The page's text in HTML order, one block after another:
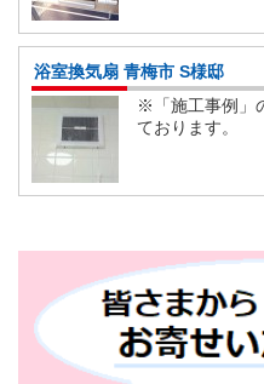
浴室換気扇 青梅市 S様邸
※「施工事例」
ております。